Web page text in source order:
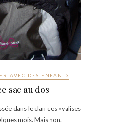
AVEC DES ENFANTS
sac au dos
dans le clan des «valises
mois. Mais non.